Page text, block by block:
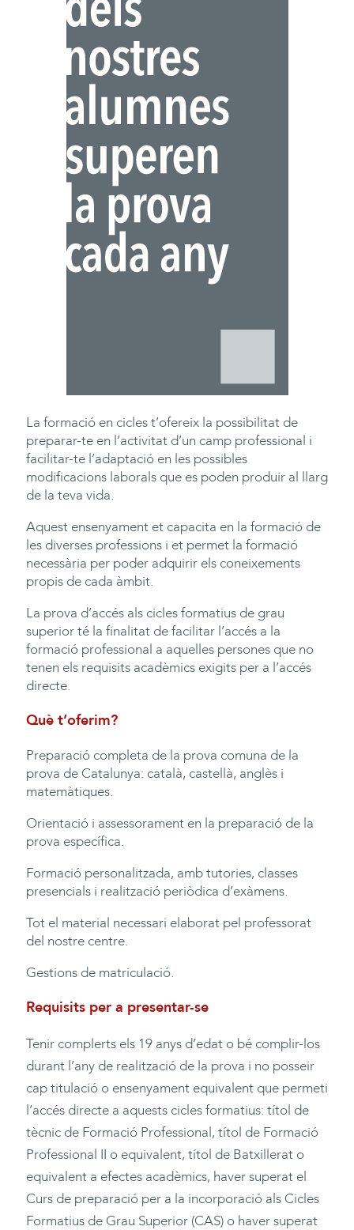
La formació en cicles t’ofereix la possibilitat de
preparar-te en l’activitat d’un camp professional i
facilitar-te l’adaptació en les possibles
modificacions laborals que es poden produir al llarg
de la teva vida.
Aquest ensenyament et capacita en la formació de
les diverses professions i et permet la formació
necessària per poder adquirir els coneixements
propis de cada àmbit.
La prova d’accés als cicles formatius de grau
superior té la finalitat de facilitar l’accés a la
formació professional a aquelles persones que no
tenen els requisits acadèmics exigits per a l’accés
directe.
Què t’oferim?
Preparació completa de la prova comuna de la
prova de Catalunya: català, castellà, anglès i
matemàtiques.
Orientació i assessorament en la preparació de la
prova específica.
Formació personalitzada, amb tutories, classes
presencials i realització periòdica d’exàmens.
Tot el material necessari elaborat pel professorat
del nostre centre.
Gestions de matriculació.
Requisits per a presentar-se
Tenir complerts els 19 anys d’edat o bé complir-los
durant l’any de realització de la prova i no posseir
cap titulació o ensenyament equivalent que permeti
l’accés directe a aquests cicles formatius: títol de
tècnic de Formació Professional, títol de Formació
Professional II o equivalent, títol de Batxillerat o
equivalent a efectes acadèmics, haver superat el
Curs de preparació per a la incorporació als Cicles
Formatius de Grau Superior (CAS) o haver superat